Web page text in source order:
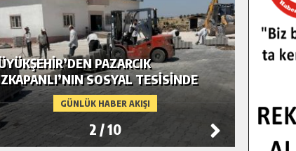
GÜNLÜK HABER AKIŞI
PAZARCIK
SOSYAL TESISINDE
DÜZENLEMESI.
2 /10